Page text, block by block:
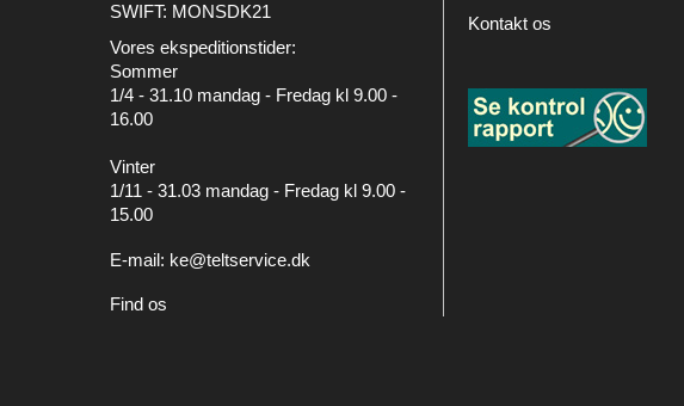
SWIFT: MONSDK21
Vores ekspeditionstider:
Sommer
1/4 - 31.10 mandag - Fredag kl 9.00 -
16.00
Vinter
1/11 - 31.03 mandag - Fredag kl 9.00 -
15.00
E-mail: ke@teltservice.dk
Find os
Kontakt os